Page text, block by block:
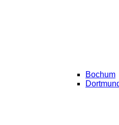
Bochum